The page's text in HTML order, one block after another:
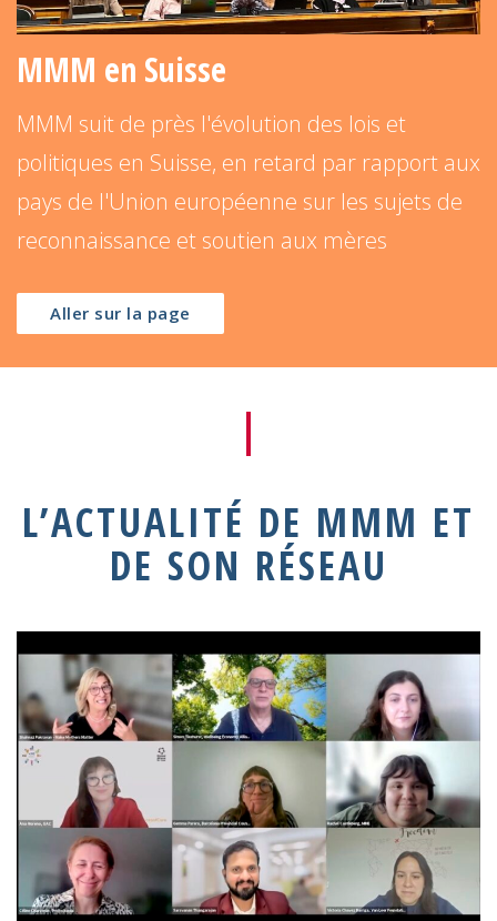
MMM en Suisse
MMM suit de près l'évolution des lois et
politiques en Suisse, en retard par rapport aux
pays de l'Union européenne sur les sujets de
reconnaissance et soutien aux mères
Aller sur la page
L’ACTUALITÉ DE MMM ET
DE SON RÉSEAU